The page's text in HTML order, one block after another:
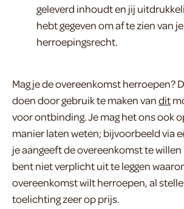
geleverd inhoudt en jij
hebt gegeven om af te zien van je
herroepingsrecht.
Mag je de overeenkomst herroepen?
doen door gebruik te maken vandit
voor ontbinding. Je mag het ons ook
manier laten weten; bijvoorbeeld via
je aangeeft de overeenkomst te
bent niet verplicht uit te leggen
overeenkomst wilt herroepen, al
toelichting zeer op prijs.